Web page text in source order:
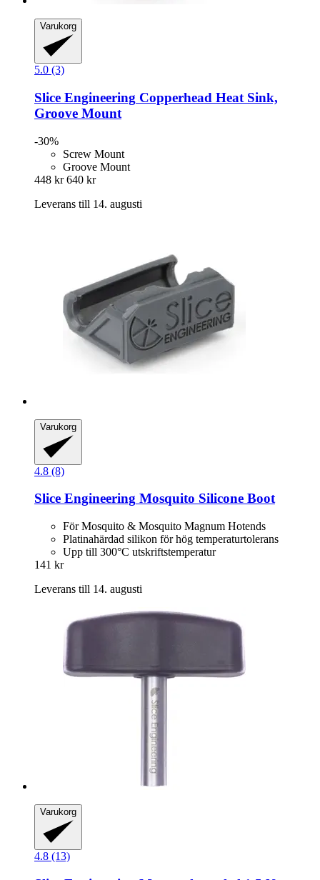
Varukorg
5.0 (3)
Slice Engineering Copperhead Heat Sink,
Groove Mount
-30%
Screw Mount
Groove Mount
448 kr 640 kr
Leverans till 14. augusti
Varukorg
4.8 (8)
Slice Engineering Mosquito Silicone Boot
För Mosquito & Mosquito Magnum Hotends
Platinahärdad silikon för hög temperaturtolerans
Upp till 300°C utskriftstemperatur
141 kr
Leverans till 14. augusti
Varukorg
4.8 (13)